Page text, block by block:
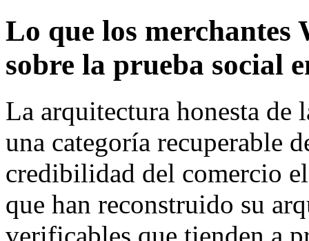
Lo que los merchantes
sobre la prueba social
La arquitectura honesta de
una categoría recuperable
credibilidad del comercio
que han reconstruido su
verificables que tienden a